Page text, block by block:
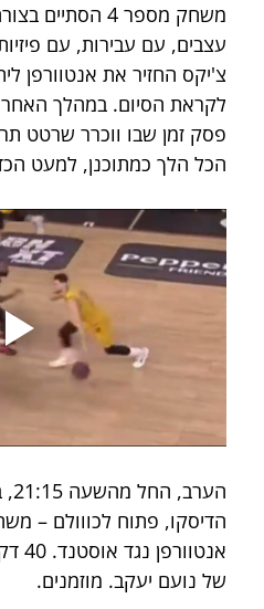
משחק מספר 4
עצבים, עם עבירות, עם
צ'יקס החזיר את אנטוורפן
לקראת הסיום. במהלך
פסק זמן שבו ווכרר שרטט
הכל הלך כמתוכנן, למעט
של נועם יעקב. מוזמנים.